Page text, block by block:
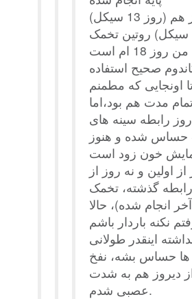
(روز 13 سیکل) و هنوز هم
بالاست (22 سیکل) روتین تخمک
صحیح استفاده
اونجایی که مطمنم
مدت هم بود،اما
رابطه سینه های
شده و هنوز
خون زود است
اولین و نه روز از
گذشته، تخمک
انجام شده)، حالا
نکنه باردار باشم
اینقدر طولانی
حساس بشه، نفخ
از دیروز هم به شدت
عصبی شدم.